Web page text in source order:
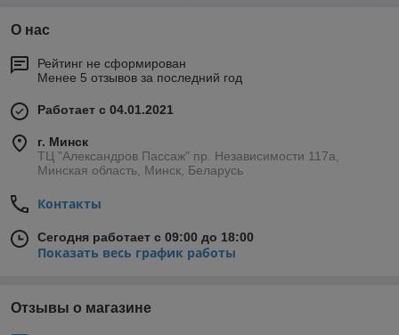
О нас
Рейтинг не сформирован
Менее 5 отзывов за последний год
Работает с 04.01.2021
г. Минск
ТЦ "Александров Пассаж" пр. Независимости 117а,
Минская область, Минск, Беларусь
Контакты
Сегодня работает с 09:00 до 18:00
Показать весь график работы
Отзывы о магазине